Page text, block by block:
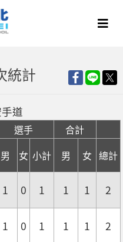
統計
道
選手
合計
男 女 小計 男 女 總計
1 0 1 1 1
2
1 0 1 1 1
2